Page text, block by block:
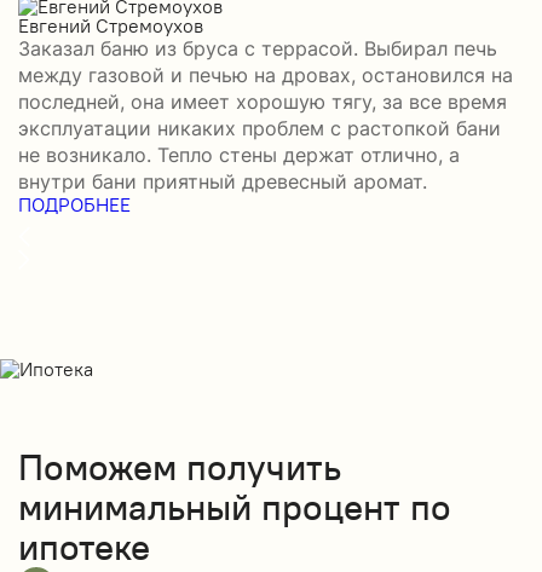
Евгений Стремоухов
Заказал баню из бруса с террасой. Выбирал печь
между газовой и печью на дровах, остановился на
последней, она имеет хорошую тягу, за все время
эксплуатации никаких проблем с растопкой бани
не возникало. Тепло стены держат отлично, а
внутри бани приятный древесный аромат.
ПОДРОБНЕЕ
Поможем получить
минимальный процент по
ипотеке